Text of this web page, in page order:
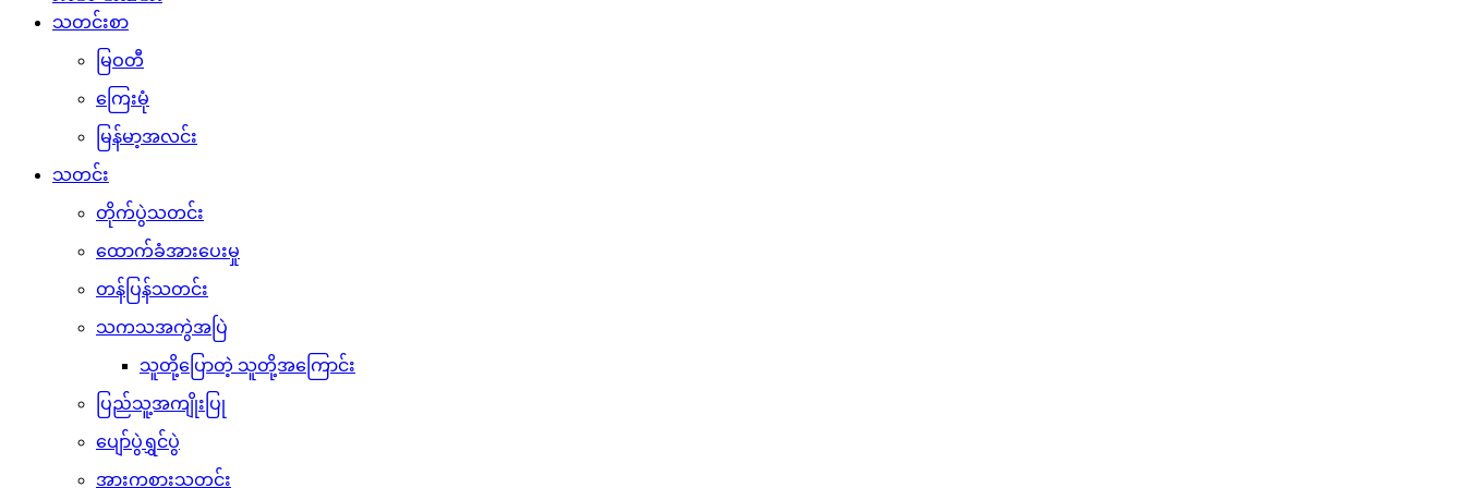
သတင်းစာ
မြဝတီ
ကြေးမုံ
မြန်မာ့အလင်း
သတင်း
တိုက်ပွဲသတင်း
ထောက်ခံအားပေးမှု
တန်ပြန်သတင်း
သကသအကွဲအပြဲ
သူတို့ပြောတဲ့ သူတို့အကြောင်း
ပြည်သူ့အကျိုးပြု
ပျော်ပွဲရွှင်ပွဲ
အားကစားသတင်း